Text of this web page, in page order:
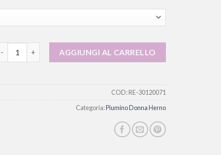
AGGIUNGI AL CARRELLO
COD:RE-30120071
Categoria:Piumino Donna Herno